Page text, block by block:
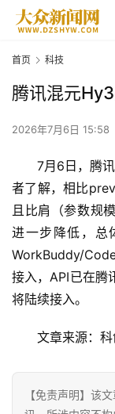
资
首页 科技
腾讯混元
2026年7月6日 15:58
7月6日，腾
者了解，相比
且比肩（参数规
进一步降低，总
WorkBuddy/
接入，API已在腾
将陆续接入。
文章来源：
【免责声明】该